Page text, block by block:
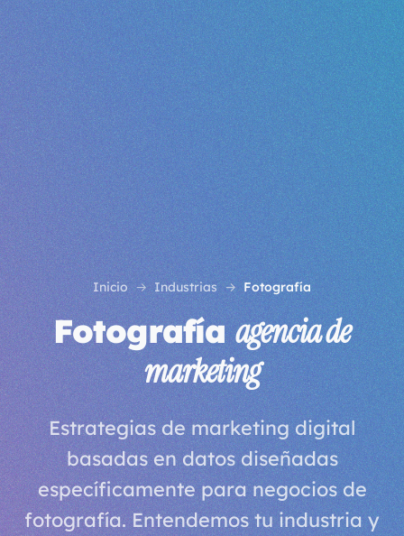
Inicio Industrias Fotografía
Fotografíaagencia de
marketing
Estrategias de marketing digital
basadas en datos diseñadas
específicamente para negocios de
fotografía. Entendemos tu industria y